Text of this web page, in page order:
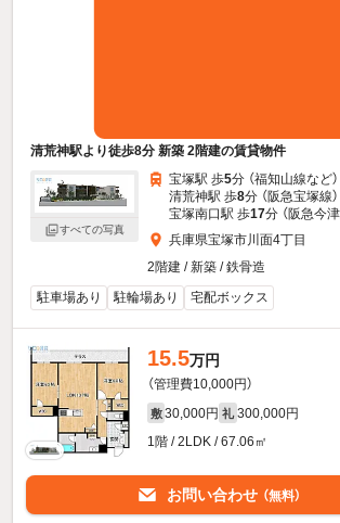
清荒神駅より徒歩8分 新築 2階建の賃貸物件
すべての写真
宝塚駅 歩5分 （福知山線など）
清荒神駅 歩8分 （阪急宝塚線）
宝塚南口駅 歩17分 （阪急今津
兵庫県宝塚市川面4丁目
2階建 / 新築 / 鉄骨造
駐車場あり
駐輪場あり 宅配ボックス
15.5万円
（管理費10,000円）
敷 30,000円 礼 300,000円
1階 / 2LDK / 67.06㎡
お問い合わせ （無料）